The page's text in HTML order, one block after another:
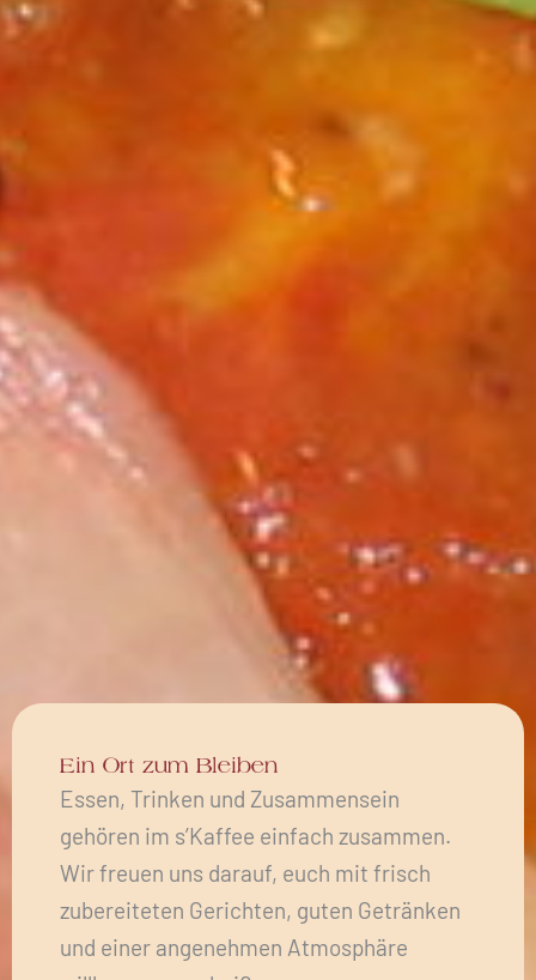
Ein Ort zum Bleiben
Essen, Trinken und Zusammensein
gehören im s’Kaffee einfach zusammen.
Wir freuen uns darauf, euch mit frisch
zubereiteten Gerichten, guten Getränken
und einer angenehmen Atmosphäre